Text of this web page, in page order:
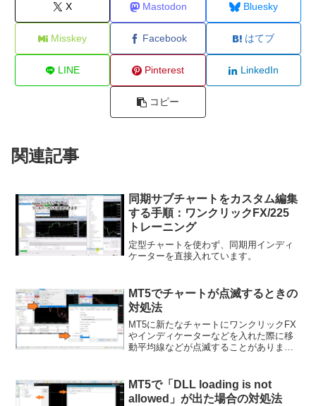
X Mastodon Bluesky
Misskey Facebook はてブ
LINE Pinterest LinkedIn
コピー
関連記事
同期サブチャートをカスタム編集
する手順：ワンクリックFX/225
トレーニング
定型チャートを使わず、同期用インディ
ケーターを直接入れています。
MT5でチャートが点滅するときの
対処法
MT5に新たなチャートにワンクリックFX
やインディケーターなどを入れた際に移
動平均線などが点滅することがありま
ーがリセットされてしまう事象が起きて
いるためです。読み込む...
MT5で「DLL loading is not
allowed」が出た場合の対処法